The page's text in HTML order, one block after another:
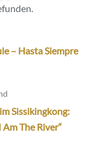
– Hasta Siempre
Sissikingkong:
Am The River“